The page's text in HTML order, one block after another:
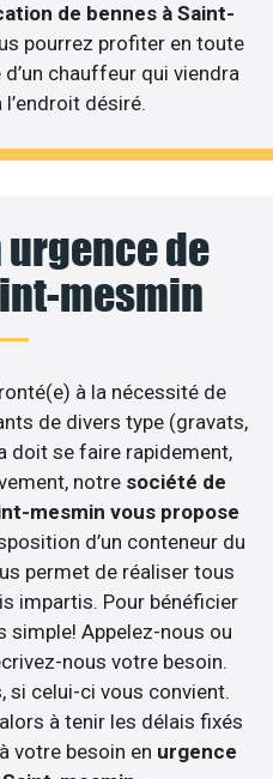
de bennes à Saint-
pourrez profiter en toute
chauffeur qui viendra
l’endroit désiré.
de
mesmin
à la nécessité de
de divers type (gravats,
doit se faire rapidement,
notre société de
mesmin vous propose
d’un conteneur du
permet de réaliser tous
impartis. Pour bénéficier
simple! Appelez-nous ou
nous votre besoin.
si celui-ci vous convient.
à tenir les délais fixés
votre besoin en urgence